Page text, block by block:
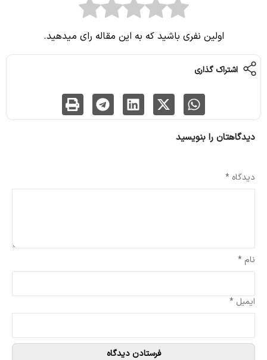
اولین نفری باشید که به این مقاله رای میدهید.
اشتراک گذاری
دیدگاهتان را بنویسید
دیدگاه *
نام *
ایمیل *